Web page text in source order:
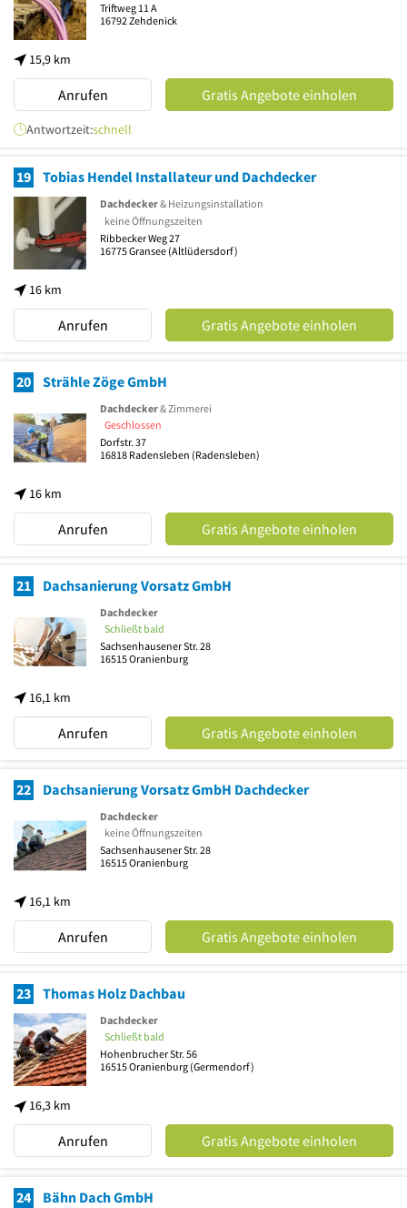
15,9 km
Triftweg 11 A
16792Zehdenick
Anrufen Gratis Angebote einholen
Antwortzeit:schnell
19 Tobias Hendel Installateur und Dachdecker
16 km
Dachdecker& Heizungsinstallation
keine Öffnungszeiten
Ribbecker Weg 27
16775Gransee (Altlüdersdorf)
Anrufen Gratis Angebote einholen
20 Strähle Zöge GmbH
16 km
Dachdecker& Zimmerei
Geschlossen
Dorfstr. 37
16818 Radensleben (Radensleben)
Anrufen Gratis Angebote einholen
21 Dachsanierung Vorsatz GmbH
16,1 km
Dachdecker
Schließt bald
Sachsenhausener Str. 28
16515Oranienburg
Anrufen Gratis Angebote einholen
22 Dachsanierung Vorsatz GmbH Dachdecker
16,1 km
Dachdecker
keine Öffnungszeiten
Sachsenhausener Str. 28
16515Oranienburg
Anrufen Gratis Angebote einholen
23 Thomas Holz Dachbau
16,3 km
Dachdecker
Schließt bald
Hohenbrucher Str. 56
16515Oranienburg (Germendorf)
Anrufen Gratis Angebote einholen
24 Bähn Dach GmbH